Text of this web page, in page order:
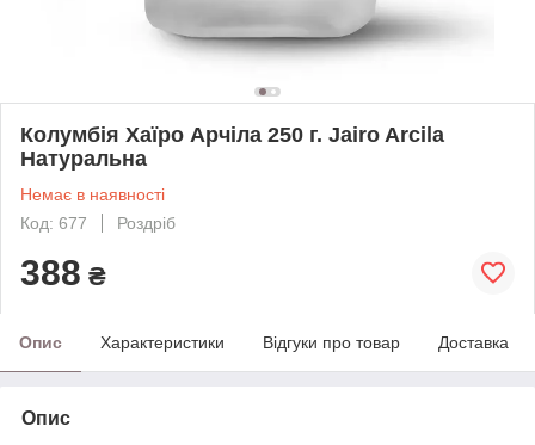
Колумбія Хаїро Арчіла 250 г. Jairo Arcila
Натуральна
Немає в наявності
Код: 677
Роздріб
388 ₴
Опис Характеристики Відгуки про товар Доставка
Опис